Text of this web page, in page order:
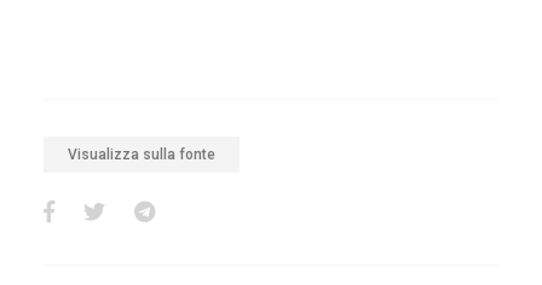
Visualizza sulla fonte